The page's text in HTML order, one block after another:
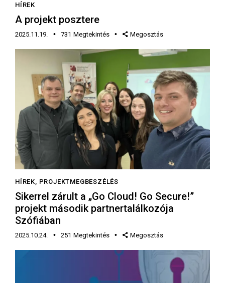
HÍREK
A projekt posztere
2025.11.19. 731 Megtekintés Megosztás
HÍREK PROJEKTMEGBESZÉLÉS
Sikerrel zárult a „Go Cloud! Go Secure!”
projekt második partnertalálkozója
Szófiában
2025.10.24. 251 Megtekintés Megosztás